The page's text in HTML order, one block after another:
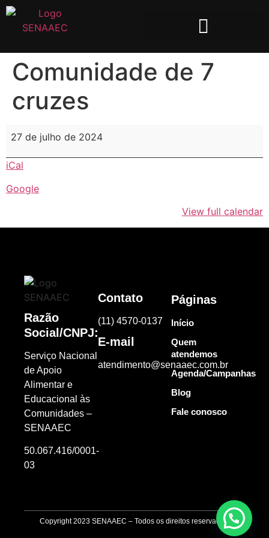
Comunidade de 7
cruzes
27 de julho de 2024
iCal
Google
View full calendar
Razão
Social/CNPJ:
Serviço Nacional
de Apoio
Alimentar e
Educacional às
Comunidades –
SENAAEC
50.067.416/0001-
03
Contato
(11) 4570-0137
E-mail
atendimento@senaaec.com.br
Páginas
Início
Quem
atendemos
Agenda/Campanhas
Blog
Fale conosco
Copyright 2023 SENAAEC – Todos os direitos reservados.